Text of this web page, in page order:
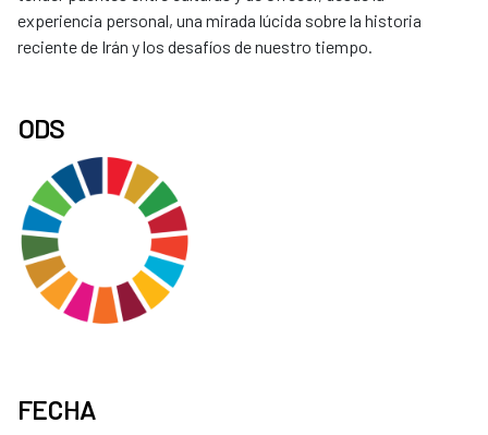
experiencia personal, una mirada lúcida sobre la historia
reciente de Irán y los desafíos de nuestro tiempo.
ODS
FECHA